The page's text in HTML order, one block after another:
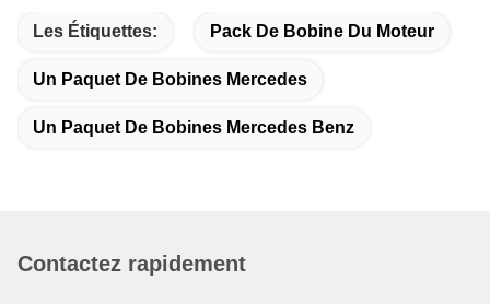
Les Étiquettes: Pack De Bobine Du Moteur
Un Paquet De Bobines Mercedes
Un Paquet De Bobines Mercedes Benz
Contactez rapidement